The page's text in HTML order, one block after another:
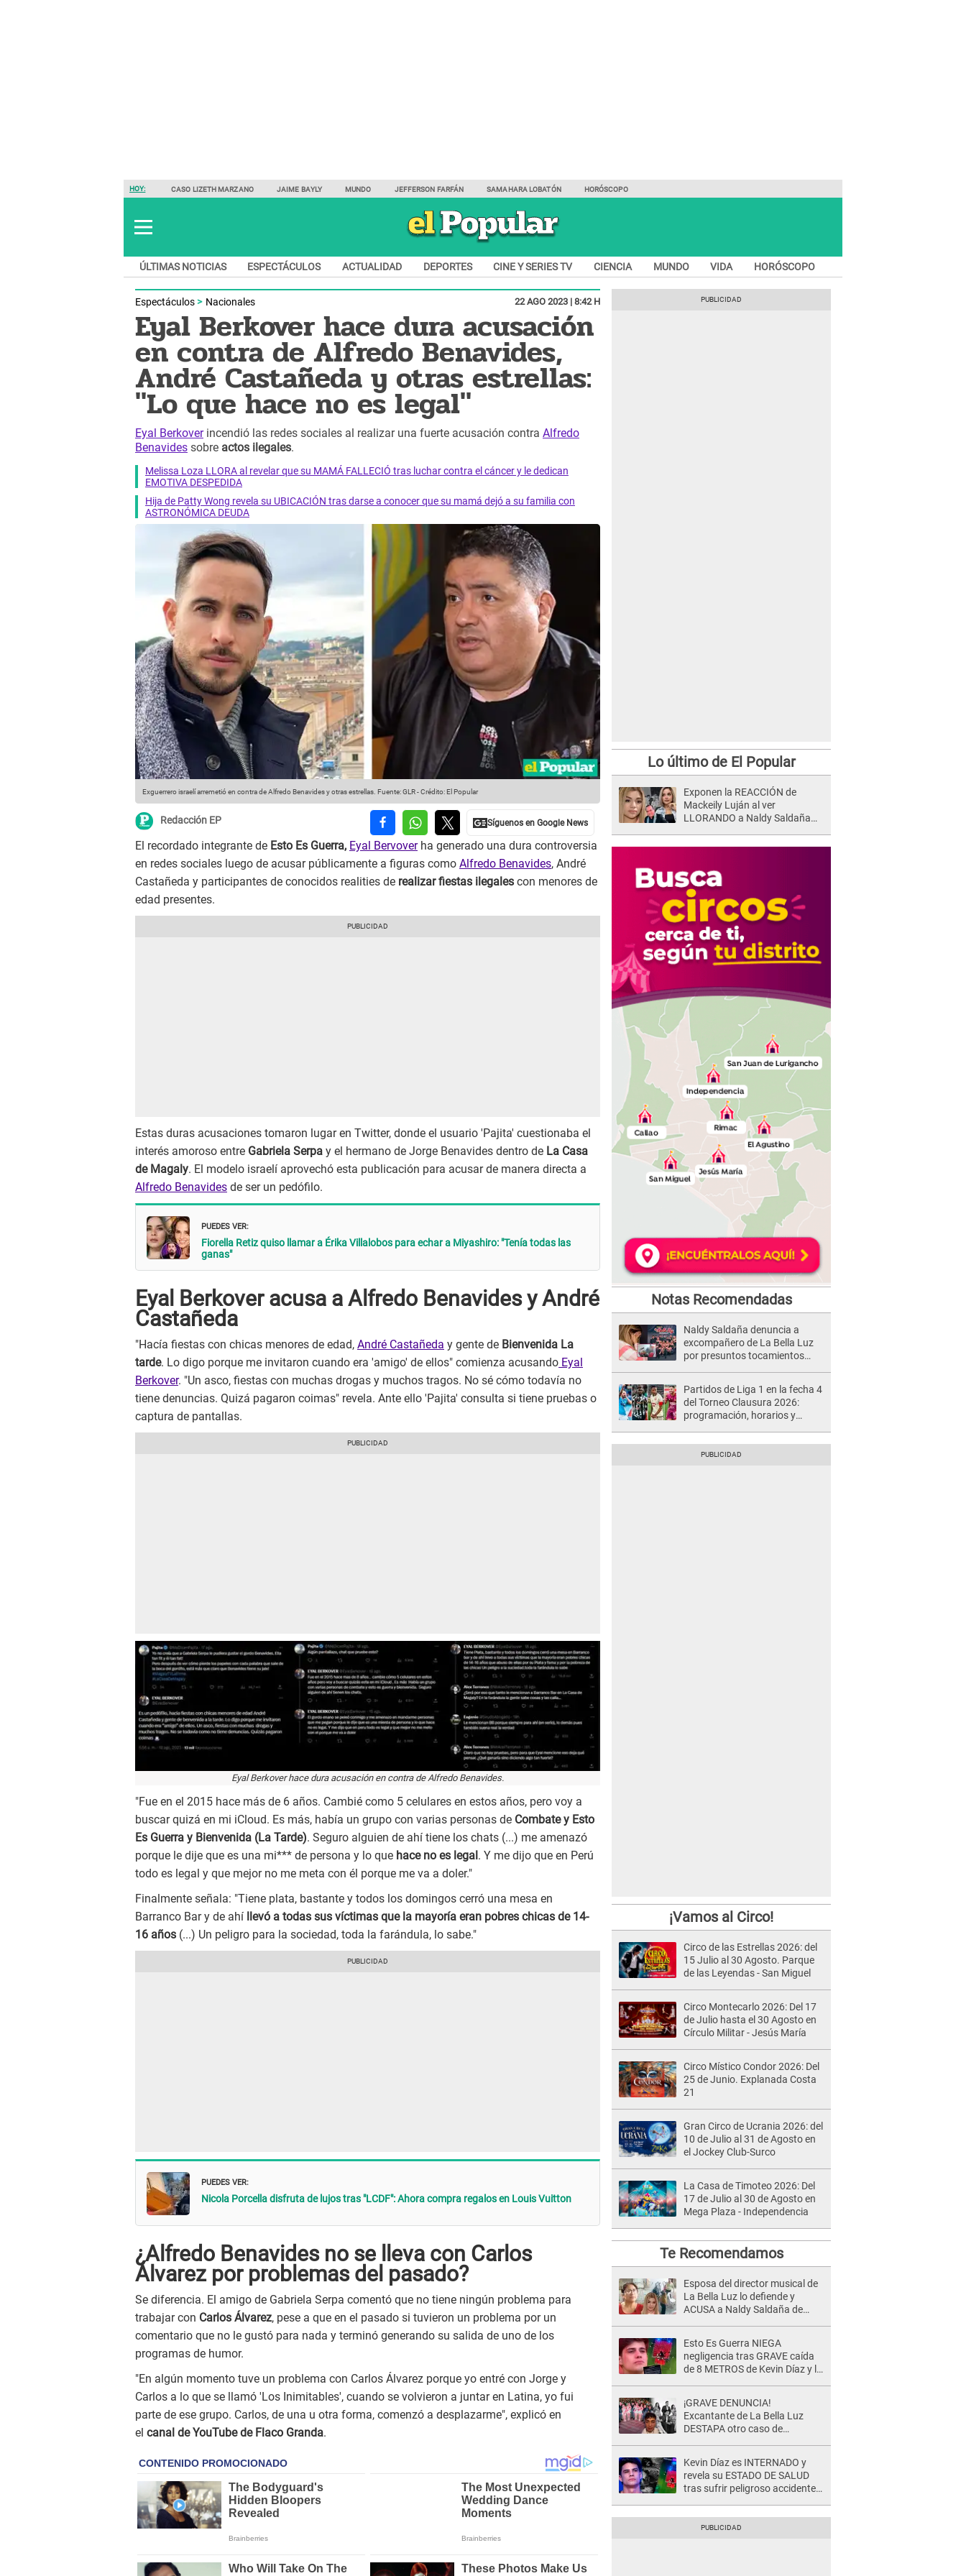
HOY: CASO LIZETH MARZANO JAIME BAYLY MUNDO JEFFERSON FARFÁN SAMAHARA LOBATÓN HORÓSCOPO
ÚLTIMAS NOTICIAS ESPECTÁCULOS ACTUALIDAD DEPORTES CINE Y SERIES TV CIENCIA MUNDO VIDA HORÓSCOPO
Espectáculos Nacionales 22 AGO 2023 | 8:42 H
Eyal Berkover hace dura acusación
en contra de Alfredo Benavides,
André Castañeda y otras estrellas:
"Lo que hace no es legal"
Eyal Berkoverincendió las redes sociales al realizar una fuerte acusación contra Alfredo
Benavides sobre actos ilegales.
Melissa Loza LLORA al revelar que su MAMÁ FALLECIÓ tras luchar contra el cáncer y le dedican
EMOTIVA DESPEDIDA
Hija de Patty Wong revela su UBICACIÓN tras darse a conocer que su mamá dejó a su familia con
ASTRONÓMICA DEUDA
Exguerrero israelí arremetió en contra de Alfredo Benavides y otras estrellas. Fuente: GLR-Crédito: El Popular
Redacción EP
El recordado integrante de Esto Es Guerra, Eyal Bervoverha generado una dura controversia
en redes sociales luego de acusar públicamente a figuras como Alfredo Benavides, André
Castañeda y participantes de conocidos realities de realizar fiestas ilegales con menores de
edad presentes.
Estas duras acusaciones tomaron lugar en Twitter, donde el usuario 'Pajita' cuestionaba el
interés amoroso entre Gabriela Serpa y el hermano de Jorge Benavides dentro de La Casa
de Magaly. El modelo israelí aprovechó esta publicación para acusar de manera directa a
Alfredo Benavides de ser un pedófilo.
PUEDES VER:
Fiorella Retiz quiso llamar a Érika Villalobos para echar a Miyashiro: "Tenía todas las
ganas"
Eyal Berkover acusa a Alfredo Benavides y André
Castañeda
"Hacía fiestas con chicas menores de edad, André Castañeda y gente de Bienvenida La
tarde. Lo digo porque me invitaron cuando era 'amigo' de ellos" comienza acusando Eyal
Berkover. "Un asco, fiestas con muchas drogas y muchos tragos. No sé cómo todavía no
tiene denuncias. Quizá pagaron coimas" revela. Ante ello 'Pajita' consulta si tiene pruebas o
captura de pantallas.
Eyal Berkover hace dura acusación en contra de Alfredo Benavides.
"Fue en el 2015 hace más de 6 años. Cambié como 5 celulares en estos años, pero voy a
buscar quizá en mi iCloud. Es más, había un grupo con varias personas de Combate y Esto
Es Guerra y Bienvenida (La Tarde). Seguro alguien de ahí tiene los chats (...) me amenazó
porque le dije que es una mi*** de persona y lo que hace no es legal . Y me dijo que en Perú
todo es legal y que mejor no me meta con él porque me va a doler."
Finalmente señala: "Tiene plata, bastante y todos los domingos cerró una mesa en
Barranco Bar y de ahí
llevó a todas sus víctimas que la mayoría eran pobres chicas de 14-
16 años (...) Un peligro para la sociedad, toda la farándula, lo sabe."
PUEDES VER:
Nicola Porcella disfruta de lujos tras "LCDF": Ahora compra regalos en Louis Vuitton
¿Alfredo Benavides no se lleva con Carlos
Álvarez por problemas del pasado?
Se diferencia. El amigo de Gabriela Serpa comentó que no tiene ningún problema para
trabajar con Carlos Álvarez, pese a que en el pasado si tuvieron un problema por un
comentario que no le gustó para nada y terminó generando su salida de uno de los
programas de humor.
"En algún momento tuve un problema con Carlos Álvarez porque yo entré con Jorge y
Carlos a lo que se llamó 'Los Inimitables', cuando se volvieron a juntar en Latina, yo fui
parte de ese grupo. Carlos, de una u otra forma, comenzó a desplazarme", explicó en
el canal de YouTube de Flaco Granda.
Lo último de El Popular
Exponen la REACCIÓN de
Mackeily Luján al ver
LLORANDO a Naldy Saldaña
Notas Recomendadas
Naldy Saldaña denuncia a
excompañero de La Bella Luz
por presuntos tocamientos
Partidos de Liga 1 en la fecha 4
del Torneo Clausura 2026:
programación, horarios y
¡Vamos al Circo!
Circo de las Estrellas 2026: del
15 Julio al 30 Agosto. Parque
de las Leyendas - San Miguel
Circo Montecarlo 2026: Del 17
de Julio hasta el 30 Agosto en
Círculo Militar - Jesús María
Circo Místico Condor 2026: Del
25 de Junio. Explanada Costa
21
Gran Circo de Ucrania 2026: del
10 de Julio al 31 de Agosto en
el Jockey Club-Surco
La Casa de Timoteo 2026: Del
17 de Julio al 30 de Agosto en
Mega Plaza - Independencia
Te Recomendamos
Esposa del director musical de
La Bella Luz lo defiende y
ACUSA a Naldy Saldaña de
Esto Es Guerra NIEGA
negligencia tras GRAVE caída
de 8 METROS de Kevin Díaz y lo
¡GRAVE DENUNCIA!
Excantante de La Bella Luz
DESTAPA otro caso de
represalias: "Yo siempre..."
Kevin Díaz es INTERNADO y
revela su ESTADO DE SALUD
tras sufrir peligroso accidente